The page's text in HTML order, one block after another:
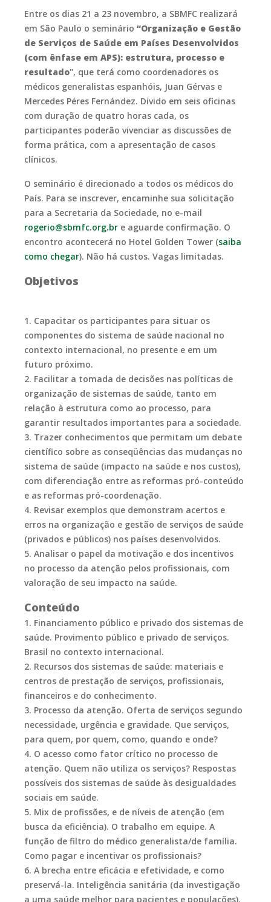
Entre os dias 21 a 23 novembro, a SBMFC realizará
em São Paulo o seminário“Organização e Gestão
de Serviços de Saúde em Países Desenvolvidos
(com ênfase em APS): estrutura, processo e
resultado", que terá como coordenadores os
médicos generalistas espanhóis, Juan Gérvas e
Mercedes Péres Fernández. Divido em seis oficinas
com duração de quatro horas cada, os
participantes poderão vivenciar as discussões de
forma prática, com a apresentação de casos
clínicos.
O seminário é direcionado a todos os médicos do
País. Para se inscrever, encaminhe sua solicitação
para a Secretaria da Sociedade, no e-mail
rogerio@sbmfc.org.br e aguarde confirmação. O
encontro acontecerá no Hotel Golden Tower (saiba
como chegar). Não há custos. Vagas limitadas.
Objetivos
1. Capacitar os participantes para situar os
componentes do sistema de saúde nacional no
contexto internacional, no presente e em um
futuro próximo.
2. Facilitar a tomada de decisões nas políticas de
organização de sistemas de saúde, tanto em
relação à estrutura como ao processo, para
garantir resultados importantes para a sociedade.
3. Trazer conhecimentos que permitam um debate
científico sobre as conseqüências das mudanças no
sistema de saúde (impacto na saúde e nos custos),
com diferenciação entre as reformas pró-conteúdo
e as reformas pró-coordenação.
4. Revisar exemplos que demonstram acertos e
erros na organização e gestão de serviços de saúde
(privados e públicos) nos países desenvolvidos.
5. Analisar o papel da motivação e dos incentivos
no processo da atenção pelos profissionais, com
valoração de seu impacto na saúde.
Conteúdo
1. Financiamento público e privado dos sistemas de
saúde. Provimento público e privado de serviços.
Brasil no contexto internacional.
2. Recursos dos sistemas de saúde: materiais e
centros de prestação de serviços, profissionais,
financeiros e do conhecimento.
3. Processo da atenção. Oferta de serviços segundo
necessidade, urgência e gravidade. Que serviços,
para quem, por quem, como, quando e onde?
4. O acesso como fator crítico no processo de
atenção. Quem não utiliza os serviços? Respostas
possíveis dos sistemas de saúde às desigualdades
sociais em saúde.
5. Mix de profissões, e de níveis de atenção (em
busca da eficiência). O trabalho em equipe. A
função de filtro do médico generalista/de família.
Como pagar e incentivar os profissionais?
6. A brecha entre eficácia e efetividade, e como
preservá-la. Inteligência sanitária (da investigação
a uma saúde melhor para pacientes e populações).